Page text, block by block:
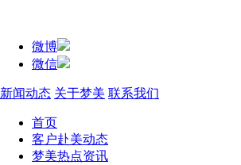
微博
微信
新闻动态 关于梦美 联系我们
首页
客户赴美动态
梦美热点资讯